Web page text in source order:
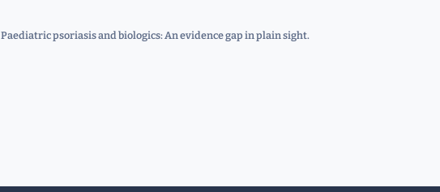
Paediatric psoriasis and biologics: An evidence gap in plain sight.